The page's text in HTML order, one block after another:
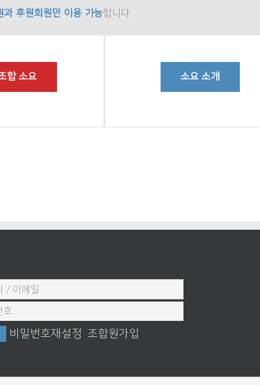
과 후원회원만 이용 가능합니다.
합 소요 소요 소개
비밀번호재설정 조합원가입